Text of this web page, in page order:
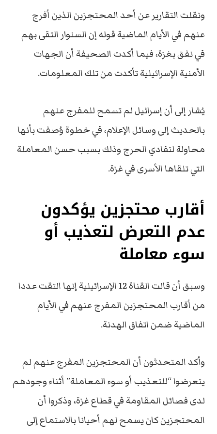
ونقلت التقارير عن أحد المحتجزين الذين أفرج
عنهم في الأيام الماضية قوله إن السنوار التقى بهم
في نفق بغزة، فيما أكدت الصحيفة أن الجهات
الأمنية الإسرائيلية تأكدت من تلك المعلومات.
يُشار إلى أن إسرائيل لم تسمح للمفرج عنهم
بالحديث إلى وسائل الإعلام، في خطوة وُصفت بأنها
محاولة لتفادي الحرج وذلك بسبب حسن المعاملة
التي تلقاها الأسرى في غزة.
أقارب محتجزين يؤكدون
عدم التعرض لتعذيب أو
سوء معاملة
وسبق أن قالت القناة 12 الإسرائيلية إنها التقت عددا
من أقارب المحتجزين المفرج عنهم في الأيام
الماضية ضمن اتفاق الهدنة.
وأكد المتحدثون أن المحتجزين المفرج عنهم لم
يتعرضوا “للتعذيب أو سوء المعاملة” أثناء وجودهم
لدى فصائل المقاومة في قطاع غزة، وذكروا أن
المحتجزين كان يسمح لهم أحيانا بالاستماع إلى